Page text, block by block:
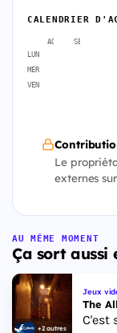
CALENDRIER
AOÛT SEPT.
LUN
MER
VEN
Le
externes
AU MÊME MOMENT
Ça sort aussi
+2 autres
Jeux
The
C'est